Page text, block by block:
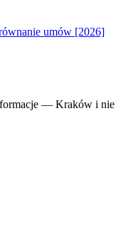
umów [2026]
— Kraków i nie